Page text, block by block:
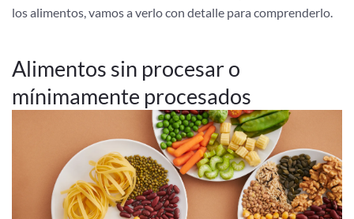
los alimentos, vamos a verlo con detalle para comprenderlo.
Alimentos sin procesar o
mínimamente procesados